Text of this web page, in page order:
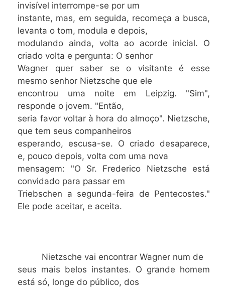
invisível interrompe-se por um
instante, mas, em seguida, recomeça a busca,
levanta o tom, modula e depois,
modulando ainda, volta ao acorde inicial. O
criado volta e pergunta: O senhor
Wagner quer saber se o visitante é esse
mesmo senhor Nietzsche que ele
encontrou uma noite em Leipzig. "Sim",
responde o jovem. "Então,
seria favor voltar à hora do almoço". Nietzsche,
que tem seus companheiros
esperando, escusa-se. O criado desaparece,
e, pouco depois, volta com uma nova
mensagem: "O Sr. Frederico Nietzsche está
convidado para passar em
Triebschen a segunda-feira de Pentecostes."
Ele pode aceitar, e aceita.
Nietzsche vai encontrar Wagner num de
seus mais belos instantes. O grande homem
está só, longe do público, dos